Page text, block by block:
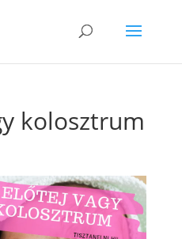
kolosztrum